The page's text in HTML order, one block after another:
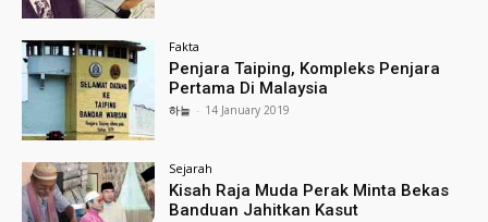
Fakta
Penjara Taiping, Kompleks Penjara
Pertama Di Malaysia
하늘 - 14 January 2019
Sejarah
Kisah Raja Muda Perak Minta Bekas
Banduan Jahitkan Kasut